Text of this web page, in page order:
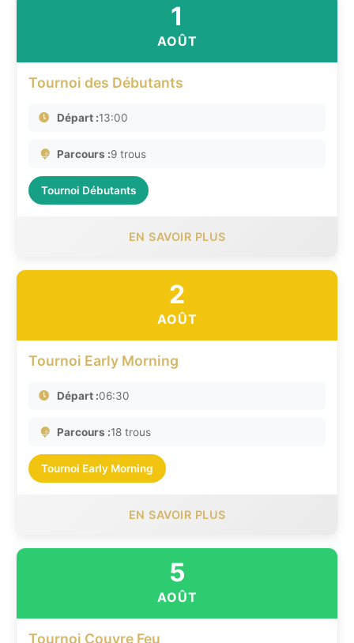
1
AOÛT
Tournoi des Débutants
Départ :13:00
Parcours :9 trous
Tournoi Débutants
EN SAVOIR PLUS
2
AOÛT
Tournoi Early Morning
Départ :06:30
Parcours :18 trous
Tournoi Early Morning
EN SAVOIR PLUS
5
AOÛT
Tournoi Couvre Feu